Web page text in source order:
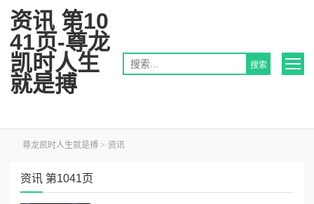
资讯 第10
41页-尊龙
凯时人生
就是搏
尊龙凯时人生就是搏 > 资讯
资讯 第1041页